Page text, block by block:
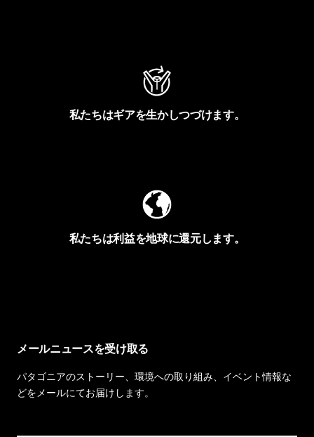
私たちはギアを生かしつづけます。
私たちは利益を地球に還元します。
メールニュースを受け取る
パタゴニアのストーリー、環境への取り組み、イベント情報な
どをメールにてお届けします。